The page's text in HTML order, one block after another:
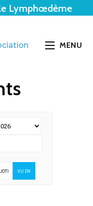
Lymphœdème
MENU
VU EN